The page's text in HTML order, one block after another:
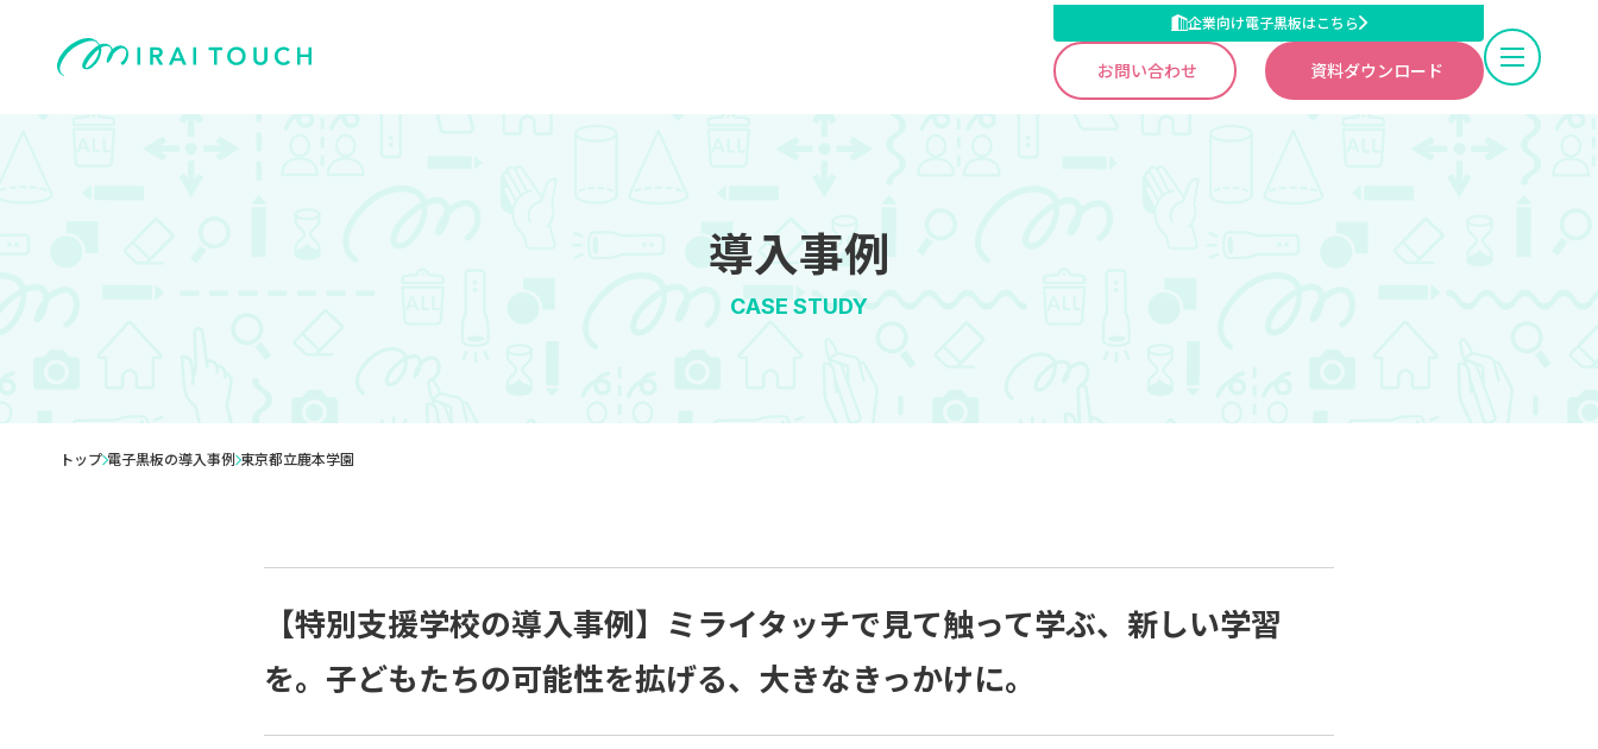
企業向け電子黒板はこちら
お問い合わせ 資料ダウンロード
導入事例
CASE STUDY
トップ 電子黒板の導入事例 東京都立鹿本学園
【特別支援学校の導入事例】ミライタッチで見て触って学ぶ、新しい学習
を。子どもたちの可能性を拡げる、大きなきっかけに。